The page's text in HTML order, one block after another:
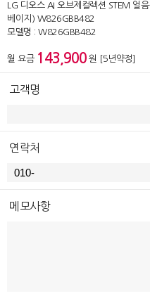
LG 디오스 AI 오브제컬렉션 STEM 얼
베이지) W826GBB482
모델명 : W826GBB482
월 요금 143,900 원 [5년약정]
고객명
연락처
메모사항